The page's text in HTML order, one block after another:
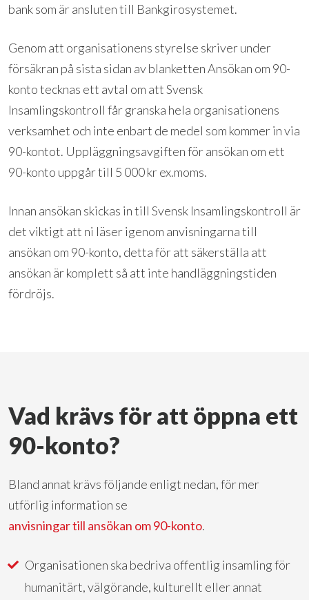
bank som är ansluten till Bankgirosystemet.
Genom att organisationens styrelse skriver under
försäkran på sista sidan av blanketten Ansökan om 90-
konto tecknas ett avtal om att Svensk
Insamlingskontroll får granska hela organisationens
verksamhet och inte enbart de medel som kommer in via
90-kontot. Uppläggningsavgiften för ansökan om ett
90-konto uppgår till 5 000 kr ex.moms.
Innan ansökan skickas in till Svensk Insamlingskontroll är
det viktigt att ni läser igenom anvisningarna till
ansökan om 90-konto, detta för att säkerställa att
ansökan är komplett så att inte handläggningstiden
fördröjs.
Vad krävs för att öppna ett
90-konto?
Bland annat krävs följande enligt nedan, för mer
utförlig information se
anvisningar till ansökan om 90-konto.
Organisationen ska bedriva offentlig insamling för
humanitärt, välgörande, kulturellt eller annat